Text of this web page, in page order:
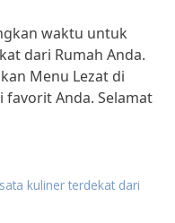
waktu untuk
dari Rumah Anda.
Menu Lezat di
favorit Anda. Selamat
kuliner terdekat dari